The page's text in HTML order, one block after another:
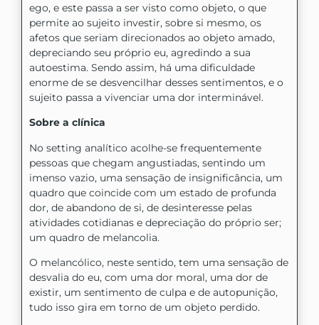
ego, e este passa a ser visto como objeto, o que
permite ao sujeito investir, sobre si mesmo, os
afetos que seriam direcionados ao objeto amado,
depreciando seu próprio eu, agredindo a sua
autoestima. Sendo assim, há uma dificuldade
enorme de se desvencilhar desses sentimentos, e o
sujeito passa a vivenciar uma dor interminável.
Sobre a clínica
No setting analítico acolhe-se frequentemente
pessoas que chegam angustiadas, sentindo um
imenso vazio, uma sensação de insignificância, um
quadro que coincide com um estado de profunda
dor, de abandono de si, de desinteresse pelas
atividades cotidianas e depreciação do próprio ser;
um quadro de melancolia.
O melancólico, neste sentido, tem uma sensação de
desvalia do eu, com uma dor moral, uma dor de
existir, um sentimento de culpa e de autopunição,
tudo isso gira em torno de um objeto perdido.